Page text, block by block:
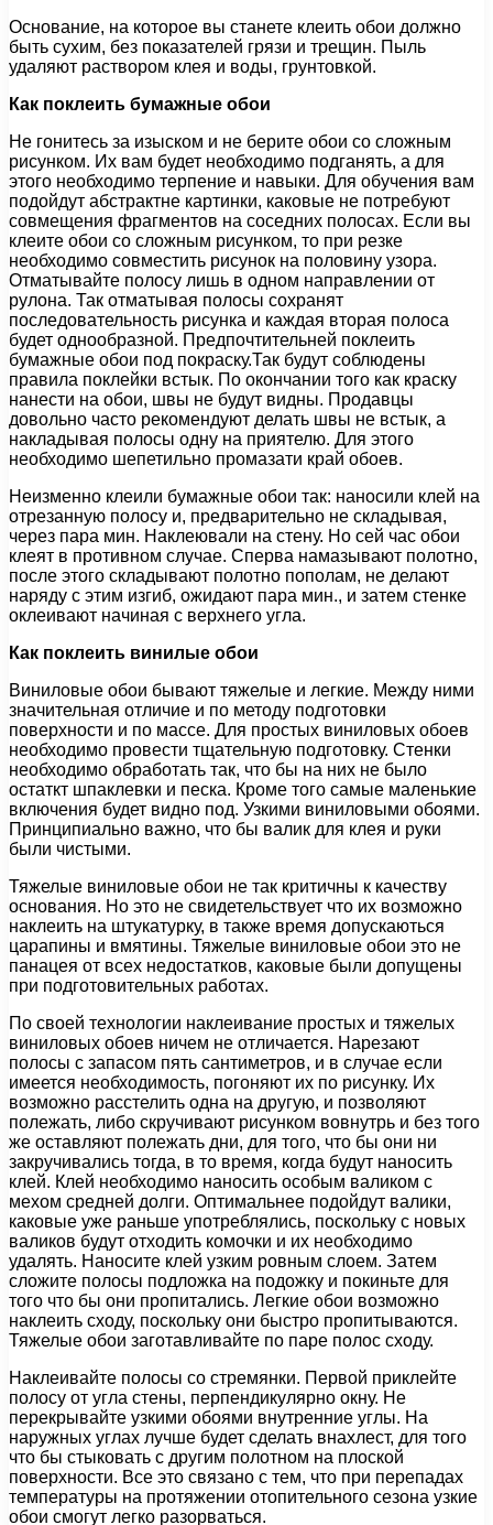
Основание, на которое вы станете клеить обои должно
быть сухим, без показателей грязи и трещин. Пыль
удаляют раствором клея и воды, грунтовкой.
Как поклеить бумажные обои
Не гонитесь за изыском и не берите обои со сложным
рисунком. Их вам будет необходимо подганять, а для
этого необходимо терпение и навыки. Для обучения вам
подойдут абстрактне картинки, каковые не потребуют
совмещения фрагментов на соседних полосах. Если вы
клеите обои со сложным рисунком, то при резке
необходимо совместить рисунок на половину узора.
Отматывайте полосу лишь в одном направлении от
рулона. Так отматывая полосы сохранят
последовательность рисунка и каждая вторая полоса
будет однообразной. Предпочтительней поклеить
бумажные обои под покраску.Так будут соблюдены
правила поклейки встык. По окончании того как краску
нанести на обои, швы не будут видны. Продавцы
довольно часто рекомендуют делать швы не встык, а
накладывая полосы одну на приятелю. Для этого
необходимо шепетильно промазати край обоев.
Неизменно клеили бумажные обои так: наносили клей на
отрезанную полосу и, предварительно не складывая,
через пара мин. Наклеювали на стену. Но сей час обои
клеят в противном случае. Сперва намазывают полотно,
после этого складывают полотно пополам, не делают
наряду с этим изгиб, ожидают пара мин., и затем стенке
оклеивают начиная с верхнего угла.
Как поклеить винилые обои
Виниловые обои бывают тяжелые и легкие. Между ними
значительная отличие и по методу подготовки
поверхности и по массе. Для простых виниловых обоев
необходимо провести тщательную подготовку. Стенки
необходимо обработать так, что бы на них не было
остаткт шпаклевки и песка. Кроме того самые маленькие
включения будет видно под. Узкими виниловыми обоями.
Принципиально важно, что бы валик для клея и руки
были чистыми.
Тяжелые виниловые обои не так критичны к качеству
основания. Но это не свидетельствует что их возможно
наклеить на штукатурку, в также время допускаються
царапины и вмятины. Тяжелые виниловые обои это не
панацея от всех недостатков, каковые были допущены
при подготовительных работах.
По своей технологии наклеивание простых и тяжелых
виниловых обоев ничем не отличается. Нарезают
полосы с запасом пять сантиметров, и в случае если
имеется необходимость, погоняют их по рисунку. Их
возможно расстелить одна на другую, и позволяют
полежать, либо скручивают рисунком вовнутрь и без того
же оставляют полежать дни, для того, что бы они ни
закручивались тогда, в то время, когда будут наносить
клей. Клей необходимо наносить особым валиком с
мехом средней долги. Оптимальнее подойдут валики,
каковые уже раньше употреблялись, поскольку с новых
валиков будут отходить комочки и их необходимо
удалять. Наносите клей узким ровным слоем. Затем
сложите полосы подложка на подожку и покиньте для
того что бы они пропитались. Легкие обои возможно
наклеить сходу, поскольку они быстро пропитываются.
Тяжелые обои заготавливайте по паре полос сходу.
Наклеивайте полосы со стремянки. Первой приклейте
полосу от угла стены, перпендикулярно окну. Не
перекрывайте узкими обоями внутренние углы. На
наружных углах лучше будет сделать внахлест, для того
что бы стыковать с другим полотном на плоской
поверхности. Все это связано с тем, что при перепадах
температуры на протяжении отопительного сезона узкие
обои смогут легко разорваться.